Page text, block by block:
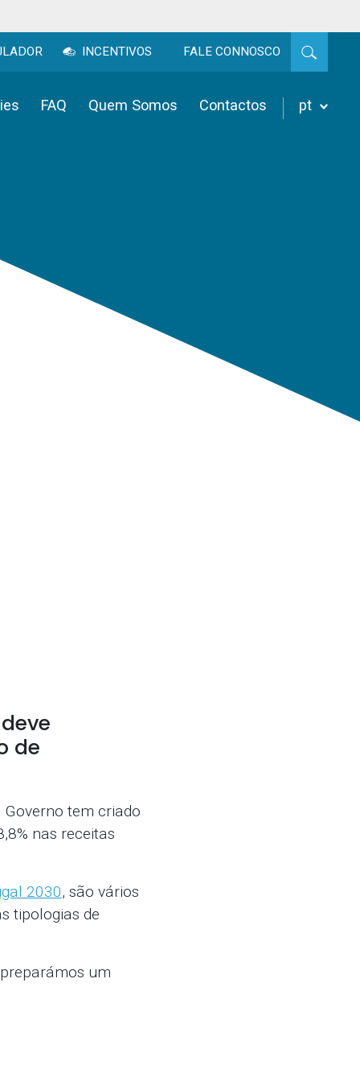
INCENTIVOS FALE CONNOSCO
FAQ Quem Somos Contactos pt
de
tem criado
nas receitas
2030, são vários
tipologias de
um